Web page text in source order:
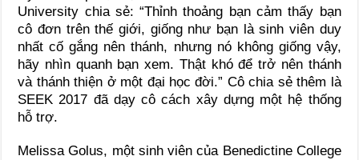
University chia sẻ: “Thỉnh thoảng bạn cảm thấy bạn
cô đơn trên thế giới, giống như bạn là sinh viên duy
nhất cố gắng nên thánh, nhưng nó không giống vậy,
hãy nhìn quanh bạn xem. Thật khó để trở nên thánh
và thánh thiện ở một đại học đời.” Cô chia sẻ thêm là
SEEK 2017 đã dạy cô cách xây dựng một hệ thống
hỗ trợ.
Melissa Golus, một sinh viên của Benedictine College